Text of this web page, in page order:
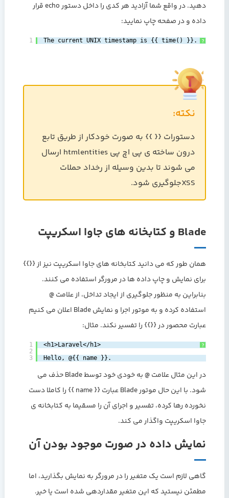
دهید. در واقع شما آزادید هر کدی را داخل دستور echo قرار
داده و در صفحه چاپ نمایید:
?
1 The current UNIX timestamp is {{ time() }}.
نکته:
دستورات {{ }} به صورت خودکار از طریق تابع
درون ساخته ی پی اچ پی htmlentities ارسال
می شوند تا بدین وسیله از رخداد حملات
XSSجلوگیری شود.
Blade و کتابخانه های جاوا اسکریپت
همان طور که می دانید کتابخانه های جاوا اسکریپت نیز از {{}}
برای نمایش و چاپ داده ها در مرورگر استفاده می کنند.
بنابراین به منظور جلوگیری از ایجاد تداخل، از علامت @
استفاده کرده و به موتور اجرا و نمایش Blade اعلان می کنیم
عبارت محصور در {{}} را تفسیر نکند. مثال:
?
1
2
3
<h1>Laravel</h1>
Hello, @{{ name }}.
در این مثال علامت @ به خودی خود توسط Blade حذف می
شود. با این حال موتور Blade عبارت {{ name }} را کاملا دست
نخورده رها کرده، تفسیر و اجرای آن را مسقیما به کتابخانه ی
جاوا اسکریپت واگذار می کند.
نمایش داده در صورت موجود بودن آن
گاهی لازم است یک متغیر را در مرورگر به نمایش بگذارید، اما
مطمئن نیستید که این متغیر مقداردهی شده است یا خیر.